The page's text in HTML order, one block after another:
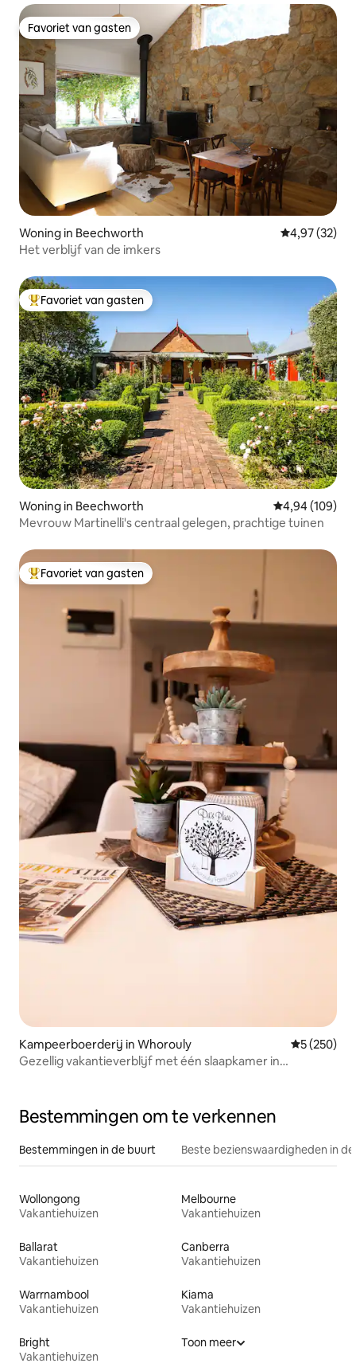
Favoriet van gasten
Favoriet van gasten
Woning in Beechworth Gemiddelde
4,97 (32)
Het verblijf van de imkers
Topfavoriet van gasten
Favoriet van gasten
Woning in Beechworth Gemiddelde
4,94 (109)
Mevrouw Martinelli's centraal gelegen, prachtige tuinen
Topfavoriet van gasten
Favoriet van gasten
Kampeerboerderij in Whorouly
5 (250)
Gezellig vakantieverblijf met één slaapkamer in
Bestemmingen om te verkennen
Bestemmingen in de buurt Beste bezienswaardigheden in
Wollongong
Vakantiehuizen
Melbourne
Vakantiehuizen
Ballarat
Vakantiehuizen
Canberra
Vakantiehuizen
Warrnambool
Vakantiehuizen
Kiama
Vakantiehuizen
Bright
Vakantiehuizen
Toon meer